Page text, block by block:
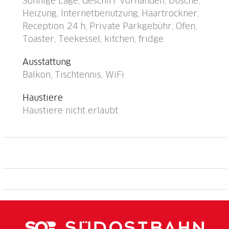
Mitbenutzung), Trockenraum. Zufahrt bis zum Haus
(Bergstrasse). Im Winter bitte Schneeketten
mitbringen, im Winter 4x4 empfohlen.
Gemeinschaftsgarage beim Haus, öffentliche
Parkplätze 50 m extra. E-Ladestation.
Lebensmittelgeschäft, Restaurant 500 m,
Bushaltestelle "Falera, Parcadi" 50 m, Hallenbad 2
km, Badesee "Laaxer See" 2 km. Golfplatz (18 Loch) 6
km, Skilift, Sessellift, Skisportanlagen, Skipisten 900
km. Bekannte Skigebiete sind gut erreichbar: Weisse
Ruinalta/Rheinschlucht, Planetenlehrpfad Falera-
Heizung, Internetbenutzung, Haartrockner,
Reception 24 h, Private Parkgebühr, Ofen,
Toaster, Teekessel, kitchen, fridge
Ausstattung
Balkon, Tischtennis, WiFi
Haustiere
Haustiere nicht erlaubt